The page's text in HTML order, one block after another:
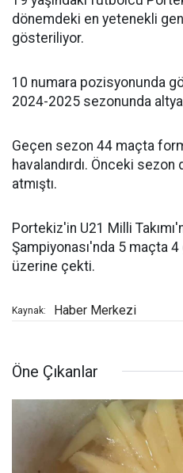
dönemdeki en yetenekli
gösteriliyor.
10 numara pozisyonunda
2024-2025 sezonunda
Geçen sezon 44 maçta
havalandırdı. Önceki
atmıştı.
Portekiz'in U21 Milli
Şampiyonası'nda 5 maçta
üzerine çekti.
Kaynak: Haber Merkezi
Öne Çıkanlar